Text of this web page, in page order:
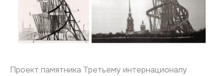
Проект памятника Третьему интернационалу